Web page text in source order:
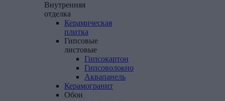
Внутренняя
отделка
Керамическая
плитка
Гипсовые
листовые
Гипсокартон
Гипсоволокно
Аквапанель
Керамогранит
Обои